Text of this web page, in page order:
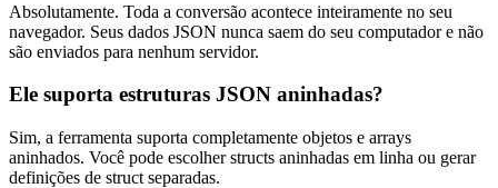
Absolutamente. Toda a conversão acontece inteiramente no seu
navegador. Seus dados JSON nunca saem do seu computador e não
são enviados para nenhum servidor.
Ele suporta estruturas JSON aninhadas?
Sim, a ferramenta suporta completamente objetos e arrays
aninhados. Você pode escolher structs aninhadas em linha ou gerar
definições de struct separadas.